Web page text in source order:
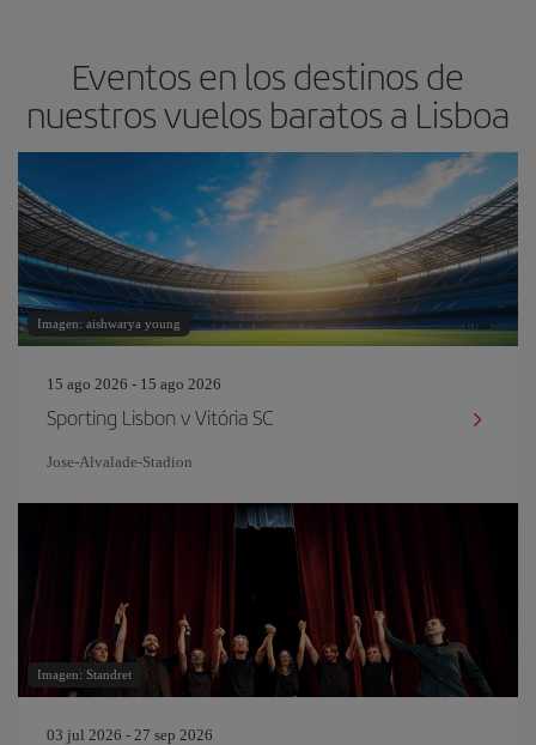
Eventos en los destinos de
nuestros vuelos baratos a Lisboa
Imagen: aishwarya young
15 ago 2026 - 15 ago 2026
Sporting Lisbon v Vitória SC
Jose-Alvalade-Stadion
Imagen: Standret
03 jul 2026 - 27 sep 2026